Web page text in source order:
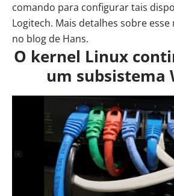
comando para configurar tais
Logitech. Mais detalhes sobre
no blog de Hans.
O kernel Linux
um subsistema